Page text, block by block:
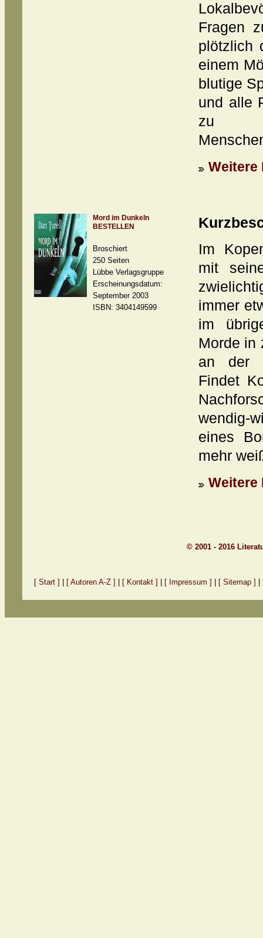
Fragen
plötzlich
einem
blutige
und alle
zu
Weitere
Mord im Dunkeln
BESTELLEN
Broschiert
250 Seiten
Lübbe Verlagsgruppe
Erscheinungsdatum:
September 2003
ISBN: 3404149599
Im
mit
immer
im
Morde in
an der
Findet
eines
mehr
Weitere
© 2001 - 2016
[ Start ] [ Autoren A-Z ] [ Kontakt ] [ Impressum ] [ Sitemap ]